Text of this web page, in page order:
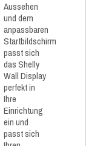
Aussehen
und dem
anpassbaren
Startbildschirm
passt sich
das Shelly
Wall Display
perfekt in
Ihre
Einrichtung
ein und
passt sich